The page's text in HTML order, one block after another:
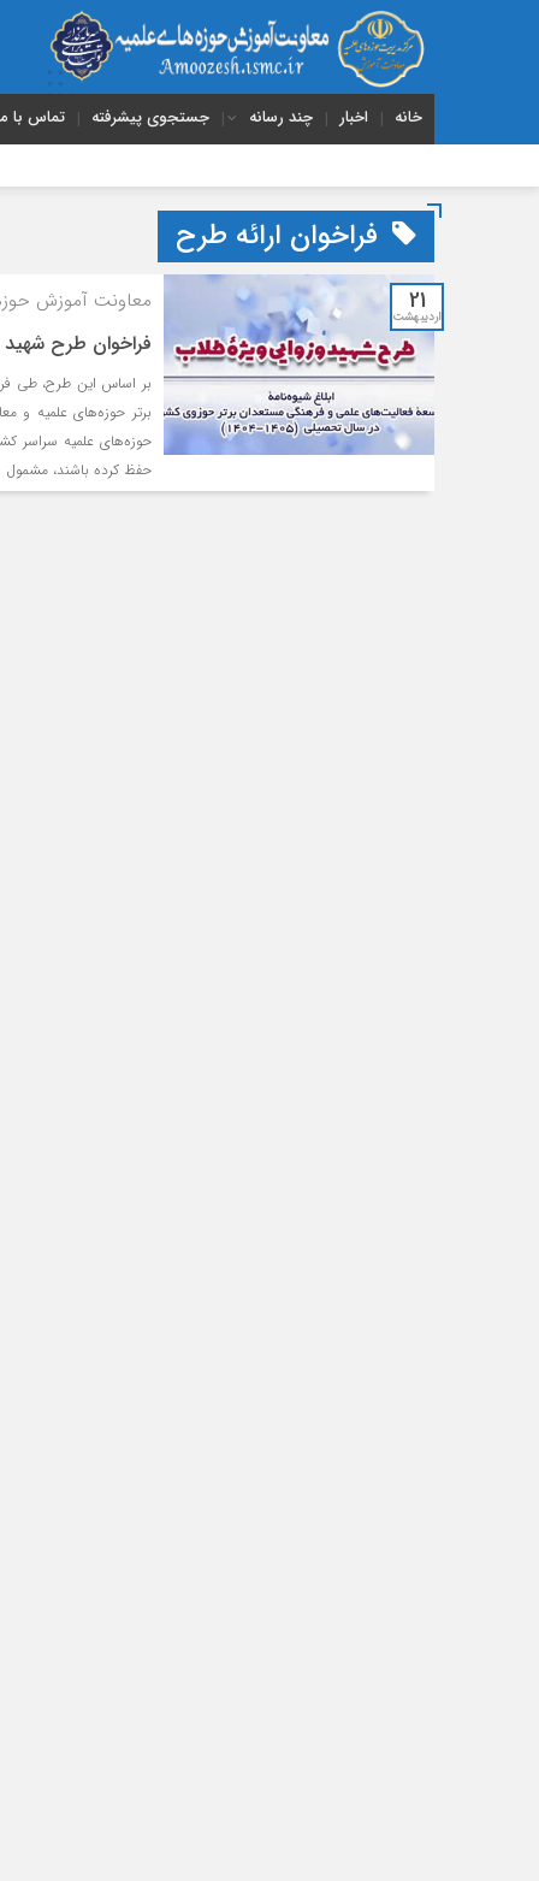
خانه اخبار چند رسانه جستجوی پیشرفته تماس با
فراخوان ارائه طرح
21
اردیبهشت
معاونت آموزش
فراخوان طرح
بر اساس این طرح، طی
برتر حوزه‌های علمیه و
حوزه‌های علمیه سراسر
حفظ کرده باشند،